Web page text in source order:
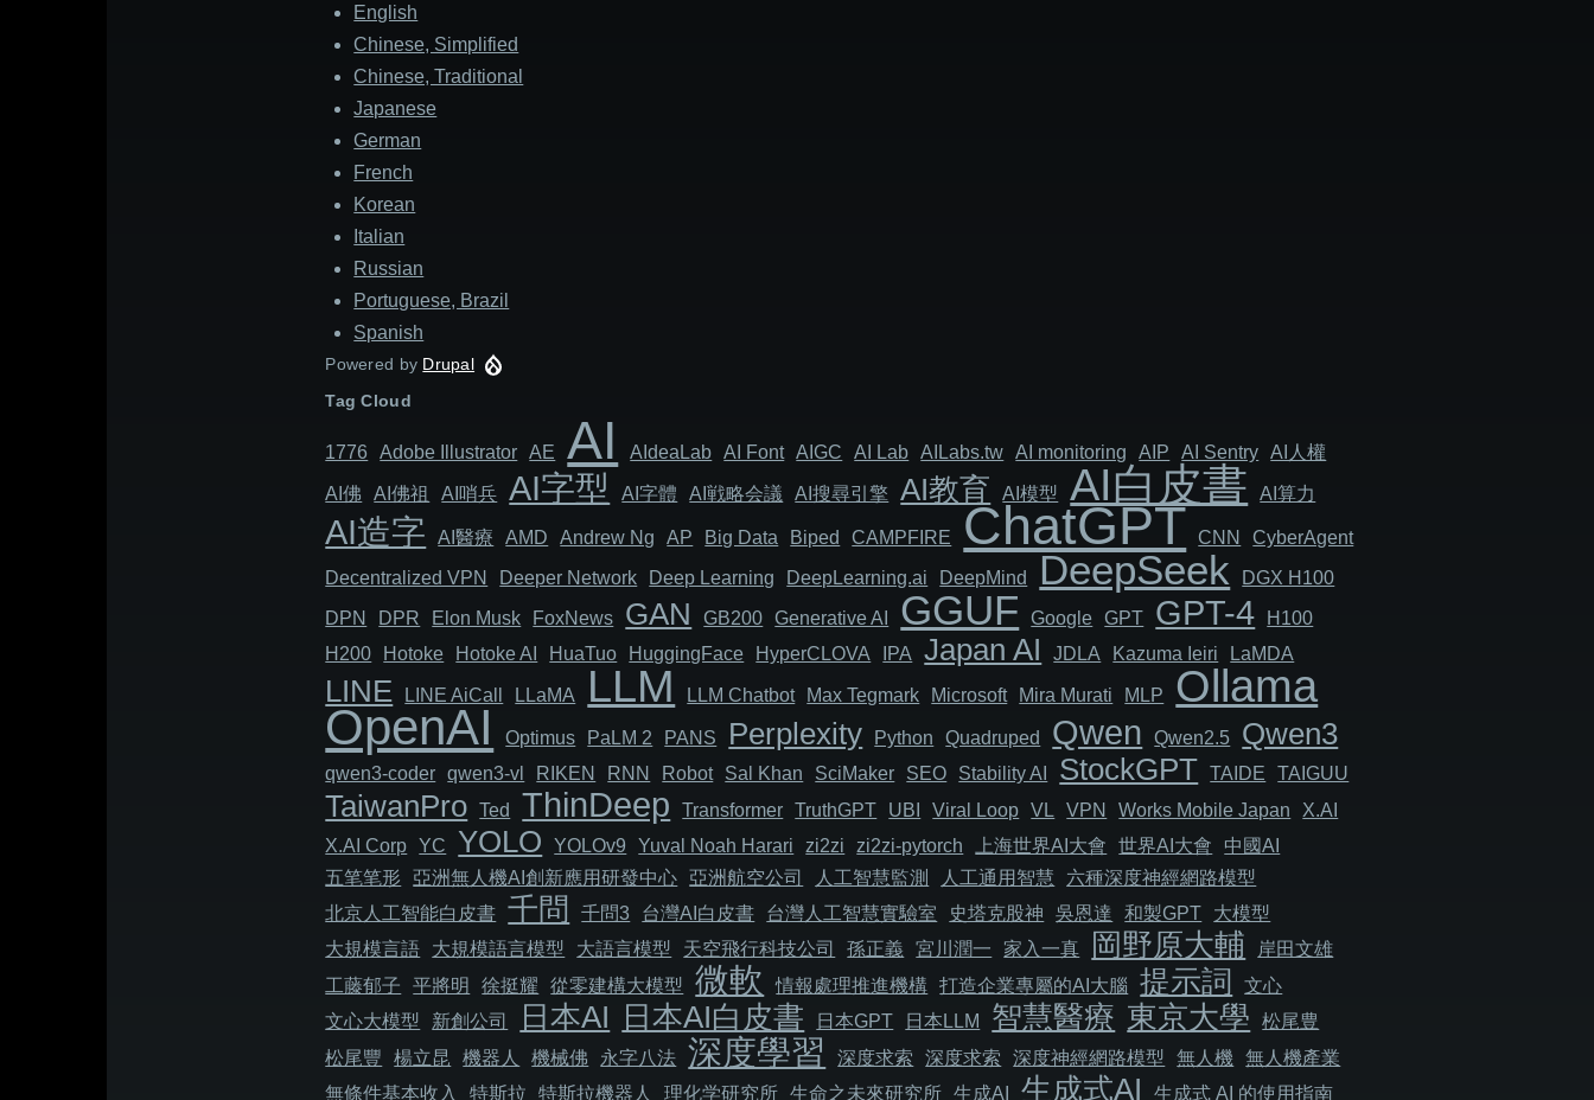
English
Chinese, Simplified
Chinese, Traditional
Japanese
German
French
Korean
Italian
Russian
Portuguese, Brazil
Spanish
Powered by Drupal
Tag Cloud
1776 Adob​​e Illustrator AE AI AIdeaLab AI Font AIGC AI Lab AILabs.tw AI monitoring AIP AI Sentry AI人權
AI佛 AI佛祖 AI哨兵 AI字型 AI字體 AI戦略会議 AI搜尋引擎 AI教育 AI模型 AI白皮書 AI算力
AI造字 AI醫療 AMD Andrew Ng AP Big Data Biped CAMPFIRE ChatGPT CNN
Cyber​​Agent
Decentralized VPN
Deeper Network Deep Learning DeepLearning.ai DeepMind DeepSeek
DGX H100
DPN
DPR Elon Musk FoxNews GAN GB200 Generative AI GGUF Google GPT GPT-4
H100
H200
Hotoke Hotoke AI HuaTuo HuggingFace HyperCLOVA IPA Japan AI JDLA Kazuma Ieiri LaMDA
LINE LINE AiCall LLaMA LLM LLM Chatbot Max Tegmark Microsoft Mira Murati MLP Ollama
OpenAI Optimus PaLM 2 PANS Perplexity Python Quadruped Qwen Qwen2.5 Qwen3
qwen3-coder qwen3-vl RIKEN RNN Robot Sal Khan SciMaker SEO Stability AI StockGPT TAIDE TAIGUU
TaiwanPro Ted ThinDeep Transformer TruthGPT UBI Viral Loop VL VPN Works Mobile Japan
X.AI
X.AI Corp
YC YOLO YOLOv9 Yuval Noah Harari zi2zi zi2zi-pytorch 上海世界AI大會 世界AI大會
中國AI
五笔笔形
亞洲無人機AI創新應用研發中心 亞洲航空公司 人工智慧監測 人工通用智慧
六種深度神經網路模型
北京人工智能白皮書
千問 千問3 台灣AI白皮書 台灣人工智慧實驗室 史塔克股神 吳恩達 和製GPT
大模型
大規模言語
大規模語言模型 大語言模型 天空飛行科技公司 孫正義 宮川潤一 家入一真 岡野原大輔
岸田文雄
工藤郁子
平將明 徐挺耀 從零建構大模型 微軟 情報處理推進機構 打造企業專屬的AI大腦 提示詞
文心
文心大模型
新創公司 日本AI 日本AI白皮書 日本GPT 日本LLM 智慧醫療 東京大學
松尾豊
松尾豐
楊立昆 機器人 機械佛 永字八法 深度學習 深度求索 深度求索 深度神經網路模型 無人機
無人機產業
無條件基本收入
特斯拉 特斯拉機器人 理化学研究所 生命之未來研究所 生成AI 生成式AI 生成式 AI 的使用指南